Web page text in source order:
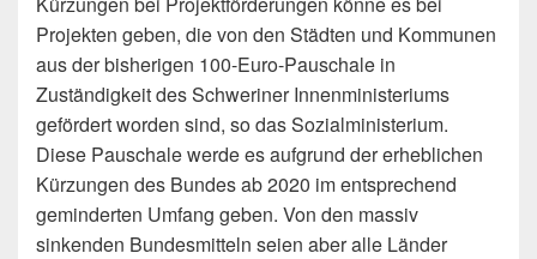
Projekten geben, die von den Städten und Kommunen
aus der bisherigen 100-Euro-Pauschale in
Zuständigkeit des Schweriner Innenministeriums
gefördert worden sind, so das Sozialministerium.
Diese Pauschale werde es aufgrund der erheblichen
Kürzungen des Bundes ab 2020 im entsprechend
geminderten Umfang geben. Von den massiv
sinkenden Bundesmitteln seien aber alle Länder